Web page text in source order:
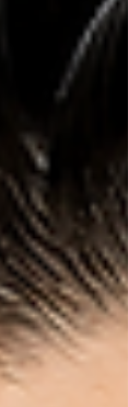
ついて詳しくご紹
きく変わる 人の
に目元へ視線を向
を作る大きな要
びっぱなし 輪郭
りした印象になり
整えると、 目元
まる 清潔感が出
が期待できます
い印象の方に共
整って